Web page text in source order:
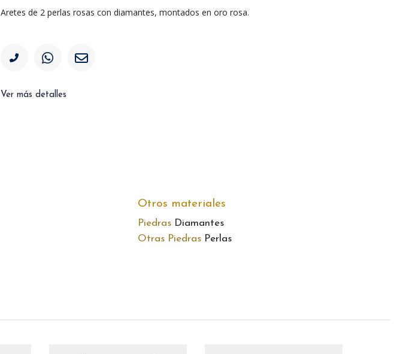
Aretes de 2 perlas rosas con diamantes, montados en oro rosa.
Ver más detalles
Otros materiales
PiedrasDiamantes
Otras PiedrasPerlas